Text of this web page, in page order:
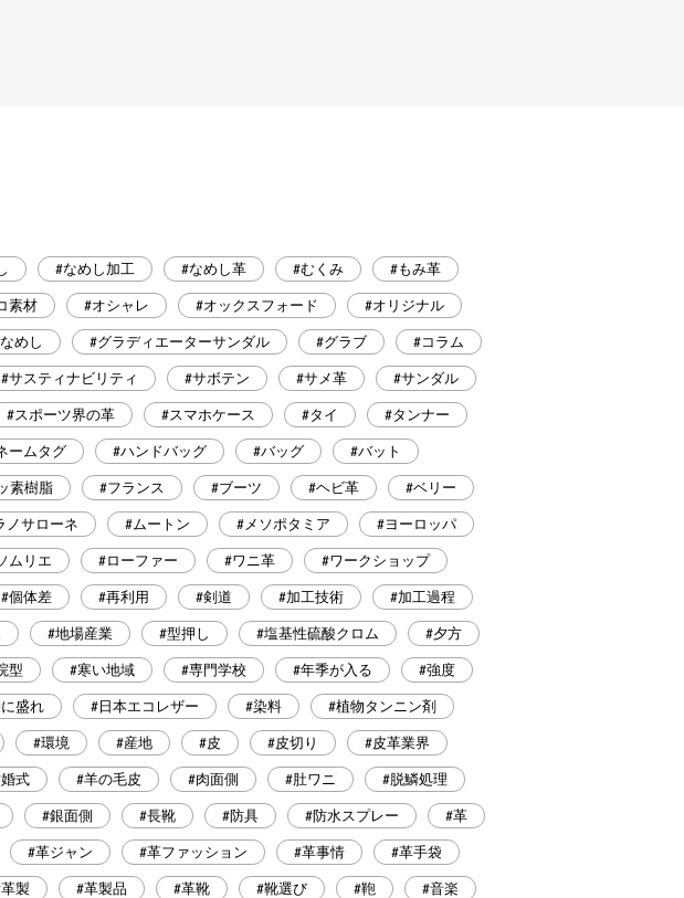
#なめし加工 #なめし革 #むくみ #もみ革
素材 #オシャレ #オックスフォード #オリジナル
めし #グラディエーターサンダル #グラブ #コラム
#サスティナビリティ #サボテン #サメ革 #サンダル
#スポーツ界の革 #スマホケース #タイ #タンナー
ームタグ #ハンドバッグ #バッグ #バット
素樹脂 #フランス #ブーツ #ヘビ革 #ベリー
ノサローネ #ムートン #メソポタミア #ヨーロッパ
ムリエ #ローファー #ワニ革 #ワークショップ
#個体差 #再利用 #剣道 #加工技術 #加工過程
#地場産業 #型押し #塩基性硫酸クロム #夕方
型 #寒い地域 #専門学校 #年季が入る #強度
盛れ #日本エコレザー #染料 #植物タンニン剤
#環境 #産地 #皮 #皮切り #皮革業界
式 #羊の毛皮 #肉面側 #肚ワニ #脱鱗処理
#銀面側 #長靴 #防具 #防水スプレー #革
#革ジャン #革ファッション #革事情 #革手袋
製 #革製品 #革靴 #靴選び #鞄 #音楽